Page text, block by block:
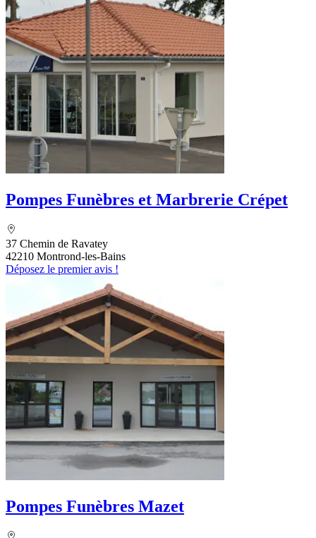
Pompes Funèbres et Marbrerie Crépet
37 Chemin de Ravatey
42210 Montrond-les-Bains
Déposez le premier avis !
Pompes Funèbres Mazet